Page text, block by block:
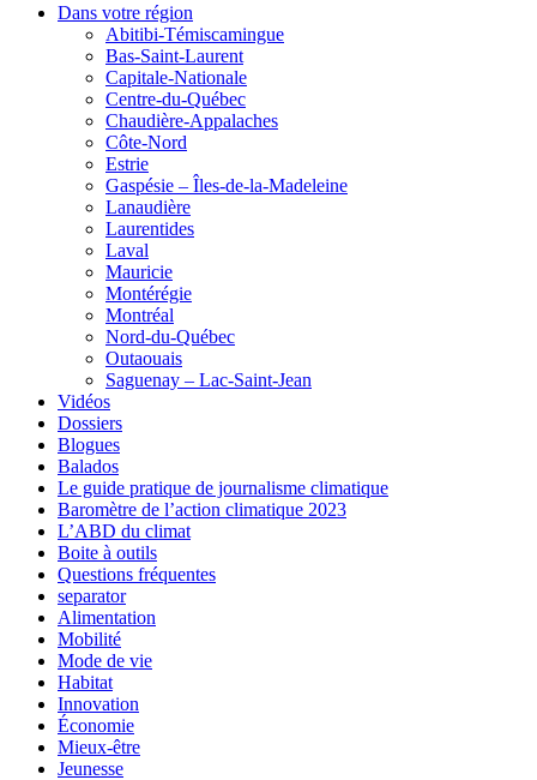
Dans votre région
Abitibi-Témiscamingue
Bas-Saint-Laurent
Capitale-Nationale
Centre-du-Québec
Chaudière-Appalaches
Côte-Nord
Estrie
Gaspésie – Îles-de-la-Madeleine
Lanaudière
Laurentides
Laval
Mauricie
Montérégie
Montréal
Nord-du-Québec
Outaouais
Saguenay – Lac-Saint-Jean
Vidéos
Dossiers
Blogues
Balados
Le guide pratique de journalisme climatique
Baromètre de l’action climatique 2023
L’ABD du climat
Boite à outils
Questions fréquentes
separator
Alimentation
Mobilité
Mode de vie
Habitat
Innovation
Économie
Mieux-être
Jeunesse